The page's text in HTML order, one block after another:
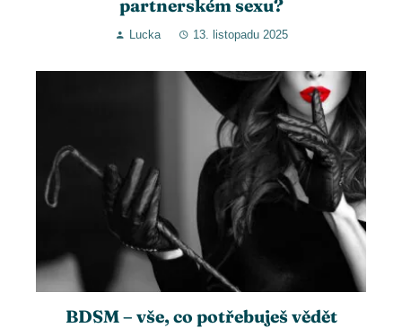
partnerském sexu?
Lucka 13. listopadu 2025
BDSM – vše, co potřebuješ vědět